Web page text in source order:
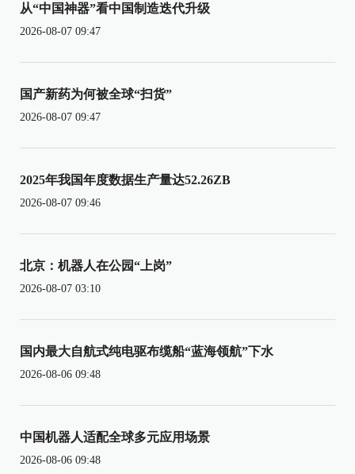
从“中国神器”看中国制造迭代升级
2026-08-07 09:47
国产新药为何被全球“扫货”
2026-08-07 09:47
2025年我国年度数据生产量达52.26ZB
2026-08-07 09:46
北京：机器人在公园“上岗”
2026-08-07 03:10
国内最大自航式纯电驱布缆船“蓝海领航”下水
2026-08-06 09:48
中国机器人适配全球多元应用场景
2026-08-06 09:48